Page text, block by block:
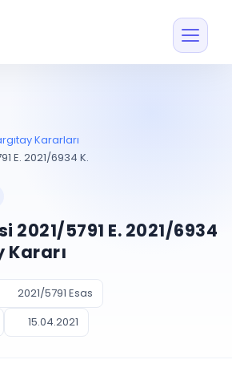
tıkla aktarın
anında
Kişiler ve
Müvekkil ve taraf
TAKİP
Kararları
E. 2021/6934 K.
2021/5791 E. 2021/6934
Kararı
2021/5791 Esas
15.04.2021